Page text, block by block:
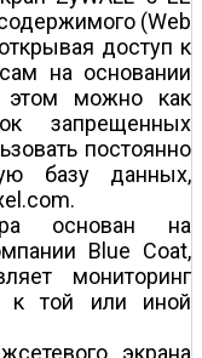
(Web
доступ к
на основании
этом можно как
запрещенных
постоянно
базу данных,
основан на
Blue Coat,
мониторинг
к той или иной